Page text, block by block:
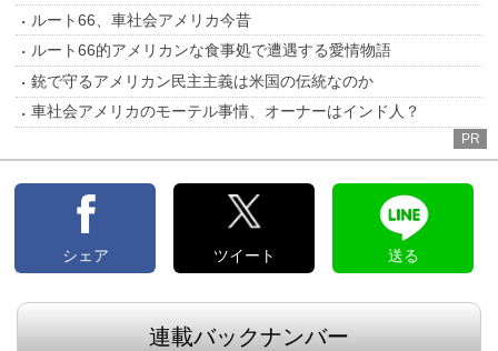
ルート66、車社会アメリカ今昔
ルート66的アメリカンな食事処で遭遇する愛情物語
銃で守るアメリカン民主主義は米国の伝統なのか
車社会アメリカのモーテル事情、オーナーはインド人？
PR
シェア ツイート 送る
連載バックナンバー